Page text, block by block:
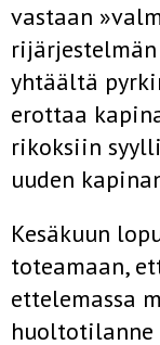
vastaan
yh­täältä
erottaa
rikoksiin
uuden
Kesäkuun
toteamaan,
ettelemassa
huoltotilanne